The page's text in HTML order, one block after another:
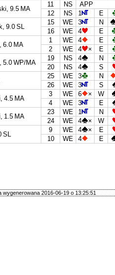
9.5 MA
11 NS
APP
12
NS 1
E
9.0 SL
15 WE 3
N
16
WE 4
E
6.0 MA
1 WE 4
E
2
WE 4 ×
E
5.0 WP/MA
19 NS 4
N
20
NS 4
S
25 WE 3
N
26
WE 3
S
4.5 MA
3 WE 6 ×
W
4
WE 3
E
1.5 MA
23 WE 1
N
24
WE 4 ×
W
SL
9 WE 4 ×
E
10
WE 4 E
2016-06-19 o 13:25:51